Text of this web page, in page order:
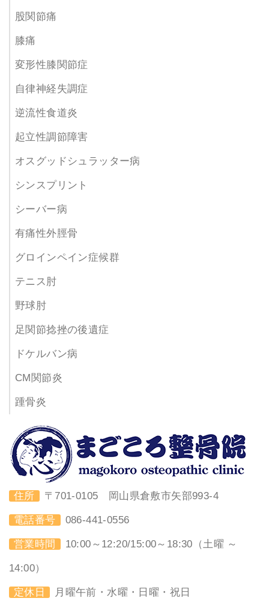
股関節痛
膝痛
変形性膝関節症
自律神経失調症
逆流性食道炎
起立性調節障害
オスグッドシュラッター病
シンスプリント
シーバー病
有痛性外脛骨
グロインペイン症候群
テニス肘
野球肘
足関節捻挫の後遺症
ドケルバン病
CM関節炎
踵骨炎
住所 〒701-0105 岡山県倉敷市矢部993-4
電話番号 086-441-0556
営業時間 10:00～12:20/15:00～18:30（土曜 ～
14:00）
定休日 月曜午前・水曜・日曜・祝日